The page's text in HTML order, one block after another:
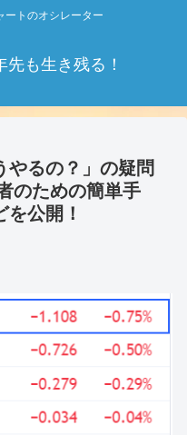
ートのオシレーター
も生き残る！
やるの？」の疑問
のための簡単手
公開！